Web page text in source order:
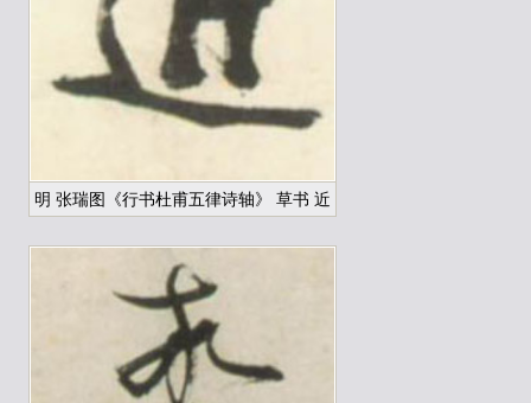
明 张瑞图《行书杜甫五律诗轴》 草书 近